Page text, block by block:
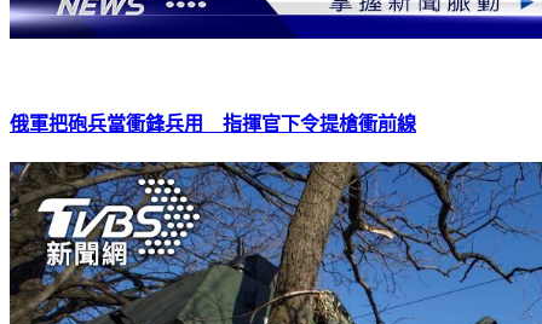
俄軍把砲兵當衝鋒兵用 指揮官下令提槍衝前線